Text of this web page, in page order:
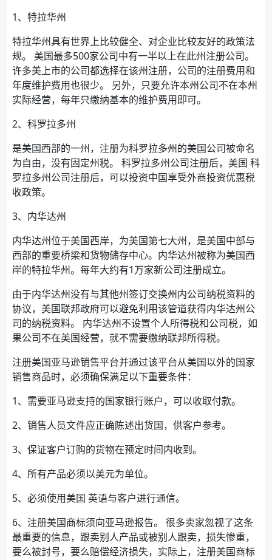
1、特拉华州
特拉华州具有世界上比较健全、对企业比较友好的政策法
规。 美国最多500家公司中有一半以上在此州注册公司。
许多美上市的公司都选择在该州注册，公司的注册费用和
年度维护费用也很少。 另外，只要允许本州公司不在本州
实际经营，每年只缴纳基本的维护费用即可。
2、科罗拉多州
是美国西部的一州，注册为科罗拉多州的美国公司被命名
为自由，没有固定州税。 科罗拉多州公司注册后，美国 科
罗拉多州公司注册后，可以投资中国享受外商投资优惠税
收政策。
3、内华达州
内华达州位于美国西岸，为美国第七大州，是美国中部与
西部的重要桥梁和货物储存中心。内华达州被称为美国西
岸的特拉华州。每年大约有1万家新公司注册成立。
由于内华达州没有与其他州签订交换州内公司纳税资料的
协议，美国联邦政府可以避免利用该管道获得内华达州公
司的纳税资料。 内华达州不设置个人所得税和公司税，如
果公司不在美国经营，就不需要缴纳联邦所得税。
注册美国亚马逊销售平台并通过该平台从美国以外的国家
销售商品时，必须确保满足以下重要条件：
1、需要亚马逊支持的国家银行账户，可以收取付款。
2、销售人员文件应正确陈述出货国，供客户参考。
3、保证客户订购的货物在预定时间内收到。
4、所有产品必须以美元为单位。
5、必须使用美国 英语与客户进行通信。
6、注册美国商标须向亚马逊报告。 很多卖家忽视了这条
最重要的信息，跟卖别人产品或被别人跟卖，损失惨重，
要么被封号，要么赔偿经济损失，实际上，注册美国商标